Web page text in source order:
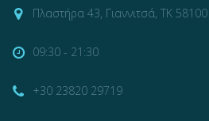
Πλαστήρα 43, Γιαννιτσά, ΤΚ 58100
09:30 - 21:30
+30 23820 29719